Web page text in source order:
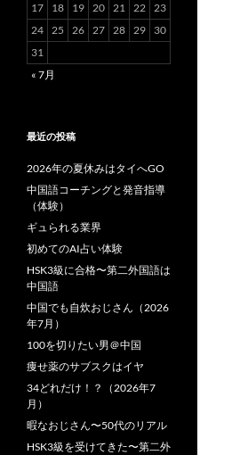
17
18 19 20 21 22 23
24 25 26 27 28 29
30
31
« 7月
最近の投稿
2026年の夏休みはタイへGO
中国語コーチングと発音指導
（体験）
ギュられる業界
初めてのAI占い体験
HSK3級に合格〜第二外国語は
中国語
中国でも自炊おじさん（2026
年7月）
100を切りたい男＠中国
痩せ薬のサブスクはイヤ
34どれだけ！？（2026年7
月）
暇なおじさん〜50代のリアル
HSK3級を受けてきた〜第二外